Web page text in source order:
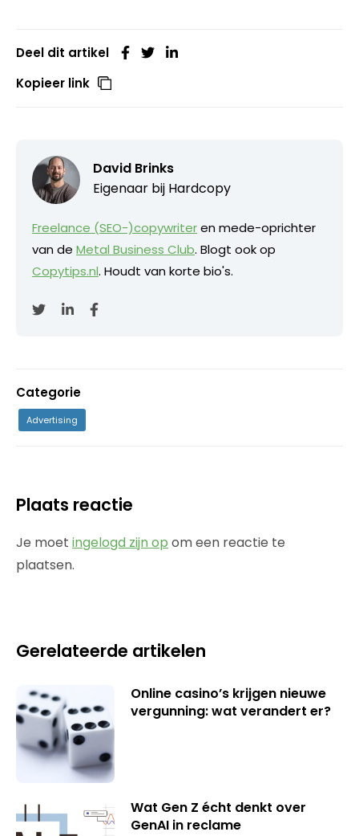
Deel dit artikel
Kopieer link
David Brinks
Eigenaar bij Hardcopy
Freelance (SEO-)copywriteren mede-oprichter
van de Metal Business Club. Blogt ook op
Copytips.nl. Houdt van korte bio's.
Categorie
Advertising
Plaats reactie
Je moet ingelogd zijn op om een reactie te
plaatsen.
Gerelateerde artikelen
Online casino’s krijgen nieuwe
vergunning: wat verandert er?
Wat Gen Z écht denkt over
GenAI in reclame